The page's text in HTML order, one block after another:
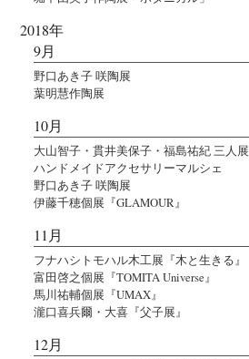
2018年
9月
野口あき子 咲陶展
葉明慧作陶展
10月
大山智子・貫井美保子・福島祐紀 三人展
ハンドメイドアクセサリーマルシェ
野口あき子 咲陶展
伊藤千穂個展『GLAMOUR』
11月
フナハシトモハル木工展『木と生きる』
富田啓之個展『TOMITA Universe』
馬川祐輔個展『UMAX』
瀧口喜兵爾・大喜『父子展』
12月